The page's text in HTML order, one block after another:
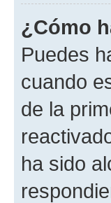
¿Cómo
Puedes
cuando
de la
ha sido